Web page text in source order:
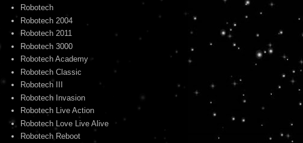
Robotech
Robotech 2004
Robotech 2011
Robotech 3000
Robotech Academy
Robotech Classic
Robotech III
Robotech Invasion
Robotech Live Action
Robotech Love Live Alive
Robotech Reboot